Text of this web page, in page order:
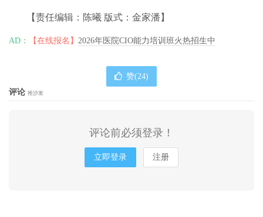
【责任编辑：陈曦 版式：金家潘】
AD： 【在线报名】 2026年医院CIO能力培训班火热招生中
赞(24)
评论 抢沙发
评论前必须登录！
立即登录 注册